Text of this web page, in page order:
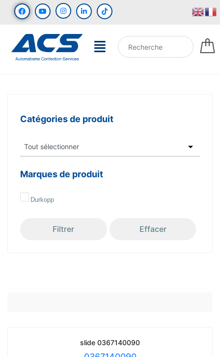
slide 0367140090
Catégories de produit
Marques de produit
Durkopp
Filtrer Effacer